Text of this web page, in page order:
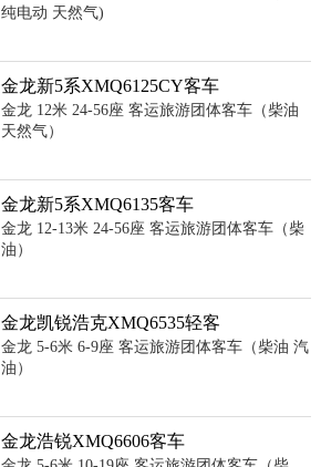
纯电动 天然气)
金龙新5系XMQ6125CY客车
金龙 12米 24-56座 客运旅游团体客车（柴油
天然气）
金龙新5系XMQ6135客车
金龙 12-13米 24-56座 客运旅游团体客车（柴
油）
金龙凯锐浩克XMQ6535轻客
金龙 5-6米 6-9座 客运旅游团体客车（柴油 汽
油）
金龙浩锐XMQ6606客车